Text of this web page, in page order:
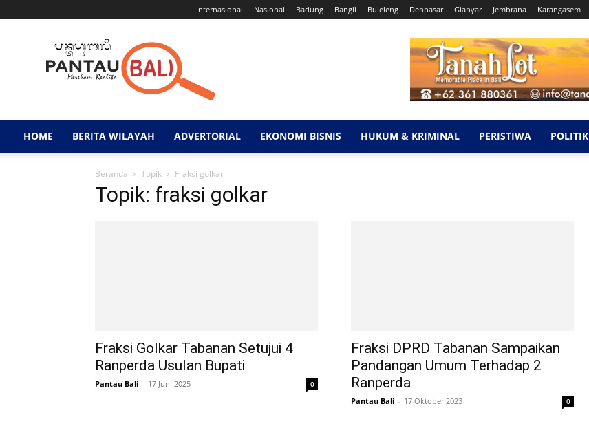
Internasional Nasional Badung Bangli Buleleng Denpasar Gianyar Jembrana Karangasem
Pantau
Bali
HOME BERITA WILAYAH ADVERTORIAL EKONOMI BISNIS HUKUM & KRIMINAL PERISTIWA POLITIK
Beranda Topik Fraksi golkar
Topik: fraksi golkar
Fraksi Golkar Tabanan Setujui 4
Ranperda Usulan Bupati
Pantau Bali - 17 Juni 2025 0
Fraksi DPRD Tabanan Sampaikan
Pandangan Umum Terhadap 2
Ranperda
Pantau Bali - 17 Oktober 2023 0